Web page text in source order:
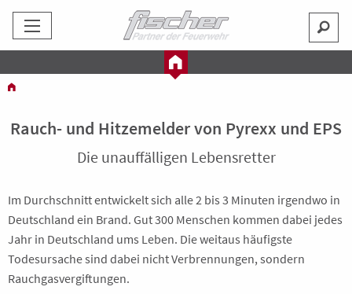
Rauch- und Hitzemelder von Pyrexx und EPS
Die unauffälligen Lebensretter
Im Durchschnitt entwickelt sich alle 2 bis 3 Minuten irgendwo in
Deutschland ein Brand. Gut 300 Menschen kommen dabei jedes
Jahr in Deutschland ums Leben. Die weitaus häufigste
Todesursache sind dabei nicht Verbrennungen, sondern
Rauchgasvergiftungen.